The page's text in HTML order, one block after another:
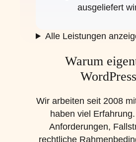
ausgeliefert
Alle Leistungen
Warum
Wir arbeiten seit 2008
haben viel
Anforderungen,
rechtliche